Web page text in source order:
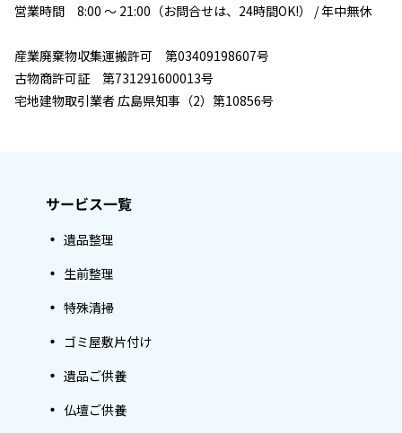
営業時間 8:00 ～ 21:00（お問合せは、24時間OK!） / 年中無休
産業廃棄物収集運搬許可 第03409198607号
古物商許可証 第731291600013号
宅地建物取引業者 広島県知事（2）第10856号
サービス一覧
遺品整理
生前整理
特殊清掃
ゴミ屋敷片付け
遺品ご供養
仏壇ご供養